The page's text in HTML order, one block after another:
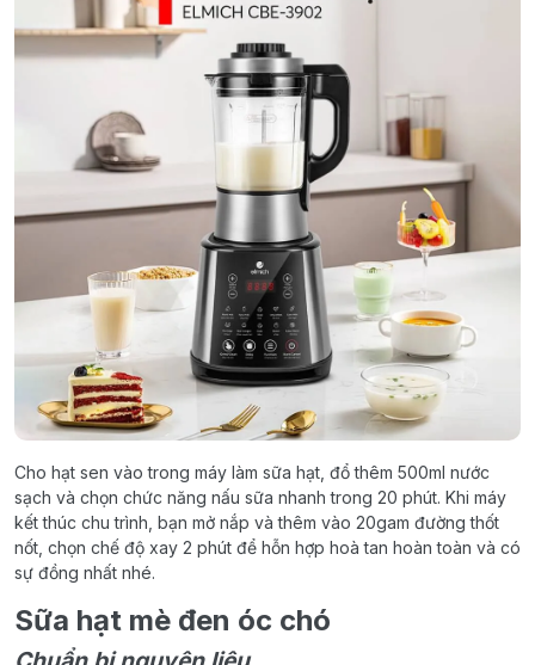
Cho hạt sen vào trong máy làm sữa hạt, đổ thêm 500ml nước
sạch và chọn chức năng nấu sữa nhanh trong 20 phút. Khi máy
kết thúc chu trình, bạn mở nắp và thêm vào 20gam đường thốt
nốt, chọn chế độ xay 2 phút để hỗn hợp hoà tan hoàn toàn và có
sự đồng nhất nhé.
Sữa hạt mè đen óc chó